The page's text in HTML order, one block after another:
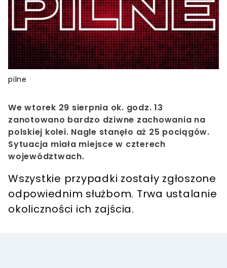
pilne
We wtorek 29 sierpnia ok. godz. 13
zanotowano bardzo dziwne zachowania na
polskiej kolei. Nagle stanęło aż 25 pociągów.
Sytuacja miała miejsce w czterech
województwach.
Wszystkie przypadki zostały zgłoszone
odpowiednim służbom. Trwa ustalanie
okoliczności ich zajścia.